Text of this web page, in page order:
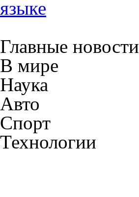
языке
Главные новости
В мире
Наука
Авто
Спорт
Технологии